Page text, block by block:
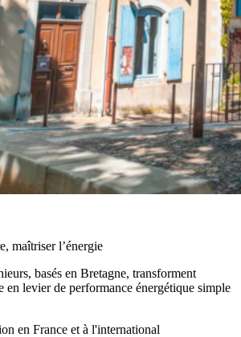
maîtriser l’énergie
basés en Bretagne, transforment
en levier de performance énergétique simple
en France et à l'international